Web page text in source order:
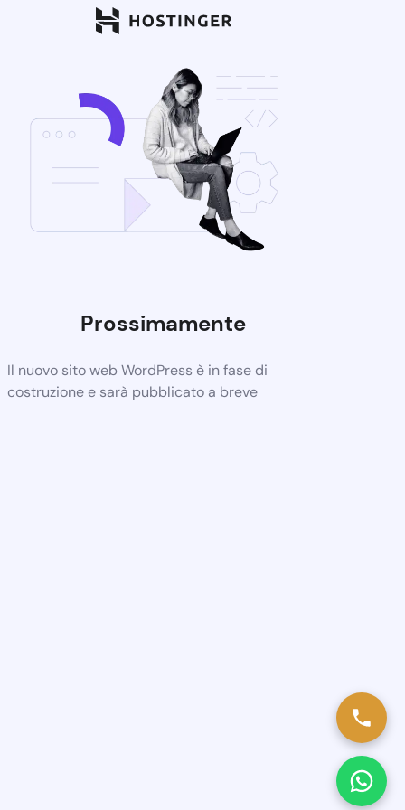
Prossimamente
Il nuovo sito web WordPress è in fase di
costruzione e sarà pubblicato a breve